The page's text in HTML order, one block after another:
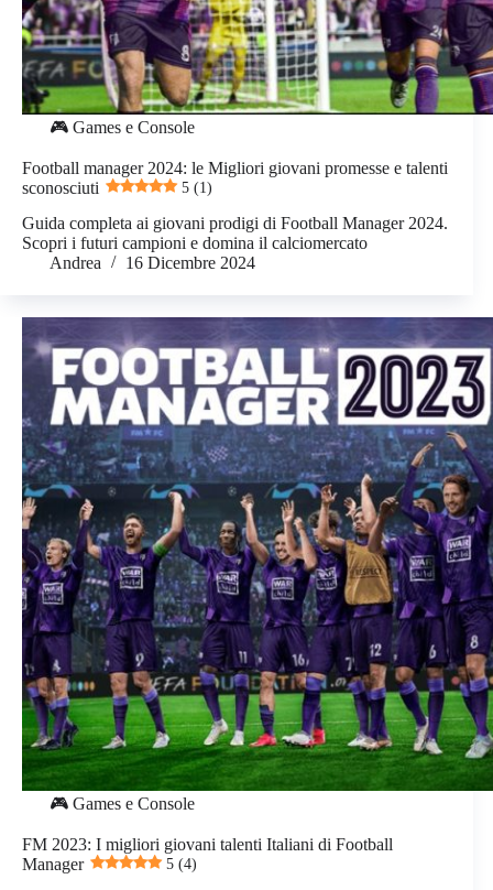
🎮 Games e Console
Football manager 2024: le Migliori giovani promesse e talenti
sconosciuti
5 (1)
Guida completa ai giovani prodigi di Football Manager 2024.
Scopri i futuri campioni e domina il calciomercato
Andrea
16 Dicembre 2024
🎮 Games e Console
FM 2023: I migliori giovani talenti Italiani di Football
Manager
5 (4)